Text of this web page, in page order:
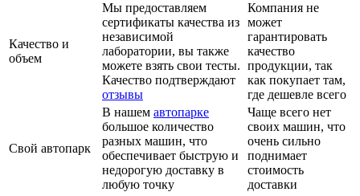
Качество и
объем
Мы предоставляем
сертификаты качества из
независимой
лаборатории, вы также
можете взять свои тесты.
Качество подтверждают
отзывы
Компания не
может
гарантировать
качество
продукции, так
как покупает там,
где дешевле всего
Свой автопарк
В нашем автопарке
большое количество
разных машин, что
обеспечивает быструю и
недорогую доставку в
любую точку
Чаще всего нет
своих машин, что
очень сильно
поднимает
стоимость
доставки